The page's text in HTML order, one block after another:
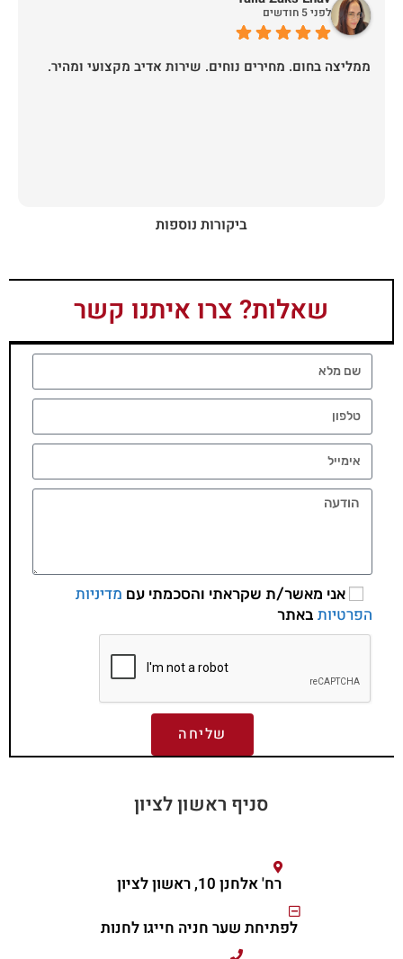
לפני 5 חודשים
ממליצה בחום. מחירים נוחים. שירות אדיב מקצועי ומהיר.
ביקורות נוספות
שאלות? צרו איתנו קשר
אני מאשר/ת שקראתי והסכמתי עם מדיניות
הפרטיות באתר
שליחה
סניף ראשון לציון
רח' אלחנן 10, ראשון לציון
לפתיחת שער חניה חייגו לחנות